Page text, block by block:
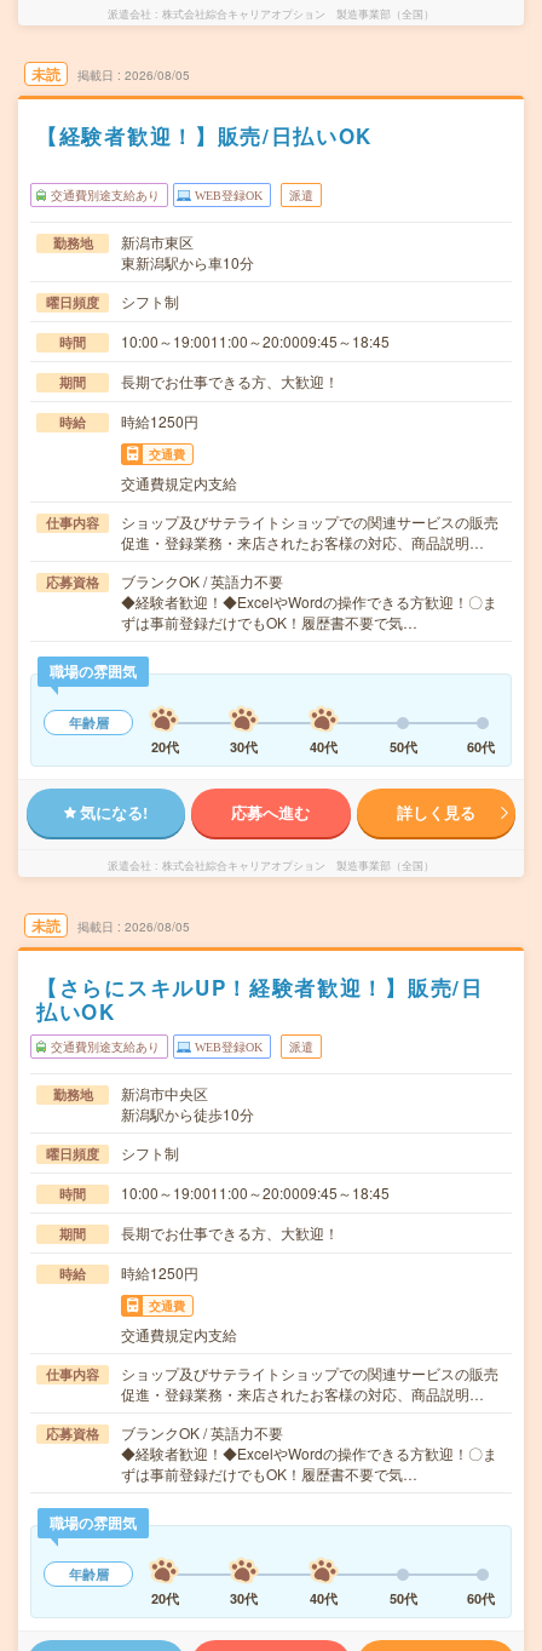
派遣会社 株式会社綜合キャリアオプション 製造事業部（全国）
未読 掲載日 2026/08/05
【経験者歓迎！】販売/日払いOK
交通費別途支給あり WEB登録OK 派遣
勤務地
新潟市東区
東新潟駅から車10分
曜日頻度 シフト制
時間 10:00～19:0011:00～20:0009:45～18:45
期間 長期でお仕事できる方、大歓迎！
時給 時給1250円
交通費
交通費規定内支給
仕事内容
ショップ及びサテライトショップでの関連サービスの販売
促進・登録業務・来店されたお客様の対応、商品説明…
応募資格
ブランクOK / 英語力不要
◆経験者歓迎！◆ExcelやWordの操作できる方歓迎！〇ま
ずは事前登録だけでもOK！履歴書不要で気…
職場の雰囲気
年齢層
20代
30代 40代 50代 60代
気になる! 応募へ進む 詳しく見る
派遣会社 株式会社綜合キャリアオプション 製造事業部（全国）
未読 掲載日 2026/08/05
【さらにスキルUP！経験者歓迎！】販売/日
払いOK
交通費別途支給あり WEB登録OK 派遣
勤務地
新潟市中央区
新潟駅から徒歩10分
曜日頻度 シフト制
時間 10:00～19:0011:00～20:0009:45～18:45
期間 長期でお仕事できる方、大歓迎！
時給 時給1250円
交通費
交通費規定内支給
仕事内容
ショップ及びサテライトショップでの関連サービスの販売
促進・登録業務・来店されたお客様の対応、商品説明…
応募資格
ブランクOK / 英語力不要
◆経験者歓迎！◆ExcelやWordの操作できる方歓迎！〇ま
ずは事前登録だけでもOK！履歴書不要で気…
職場の雰囲気
年齢層
20代
30代 40代 50代 60代